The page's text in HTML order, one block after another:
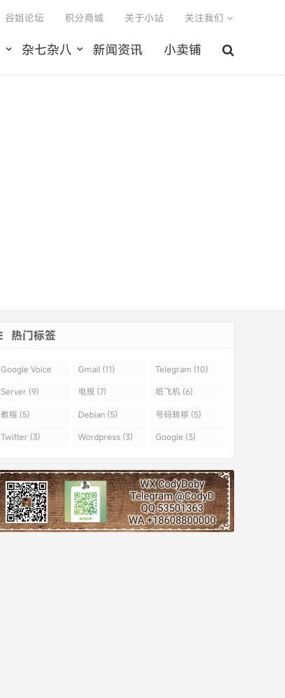
杂七杂八 新闻资讯 小卖铺
谷姐论坛 积分商城 关于小站 关注我们
热门标签
Google Voice
(43)
Gmail (11) Telegram (10)
Server (9) 电报 (7) 纸飞机 (6)
教程 (5) Debian (5) 号码转移 (5)
Twitter (3) Wordpress (3) Google (3)